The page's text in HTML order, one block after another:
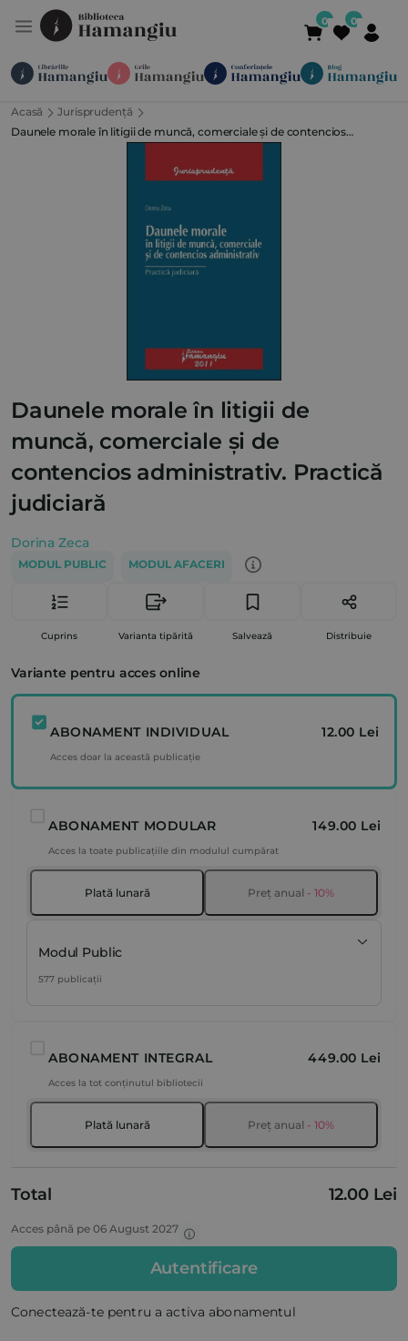
Module Publicații
Newsletter 021 336 01 25
Acasă
Jurisprudență
Daunele morale în litigii de muncă, comerciale și de contencios
Daunele morale în litigii de
muncă, comerciale și de
contencios administrativ. Practică
judiciară
Dorina Zeca
MODUL PUBLIC MODUL AFACERI
Cuprins Varianta tipărită Salvează Distribuie
Variante pentru acces online
ABONAMENT INDIVIDUAL 12.00 Lei
Acces doar la această publicație
ABONAMENT MODULAR 149.00 Lei
Acces la toate publicațiile din modulul cumpărat
Plată lunară Preț anual - 10%
Modul Public
577 publicații
ABONAMENT INTEGRAL 449.00 Lei
Acces la tot conținutul bibliotecii
Plată lunară Preț anual - 10%
Total 12.00 Lei
Acces până pe 06 August 2027
Autentificare
Conectează-te pentru a activa abonamentul